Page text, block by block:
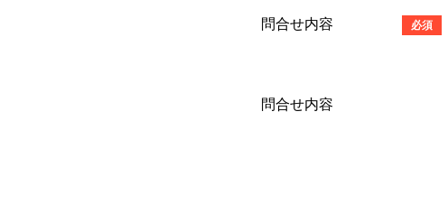
問合せ内容 必須
問合せ内容